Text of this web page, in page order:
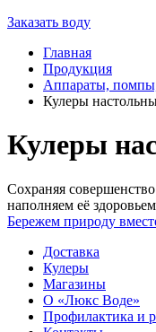
Заказать воду
Главная
Продукция
Аппараты,
Кулеры
Кулеры
Сохраняя
наполняем её
Бережем природу
Доставка
Кулеры
Магазины
О «Люкс Воде»
Профилактика и